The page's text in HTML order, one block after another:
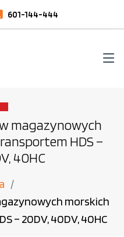
601-144-444
magazynowych
HDS –
40HC
morskich
– 20DV, 40DV, 40HC